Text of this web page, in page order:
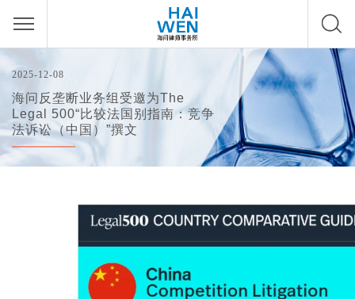
2025-12-08
海问反垄断业务组受邀为The
Legal 500“比较法国别指南：竞争
法诉讼（中国）”撰文